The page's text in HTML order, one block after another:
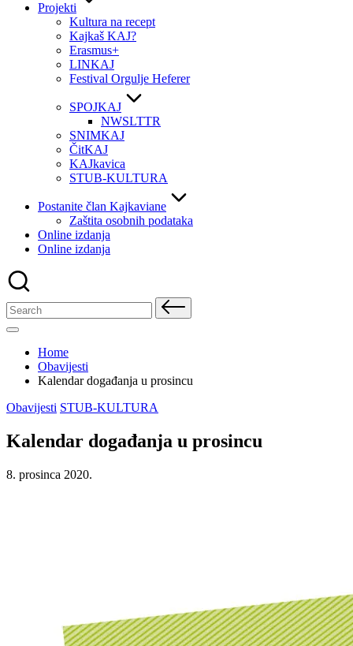
Projekti
Kultura na recept
Kajkaš KAJ?
Erasmus+
LINKAJ
Festival Orgulje Heferer
SPOJKAJ
NWSLTTR
SNIMKAJ
ČitKAJ
KAJkavica
STUB-KULTURA
Postanite član Kajkaviane
Zaštita osobnih podataka
Online izdanja
Online izdanja
Search
for:
Home
Obavijesti
Kalendar događanja u prosincu
Posted
Obavijesti STUB-KULTURA
Kalendar događanja u prosincu
8. prosinca 2020.